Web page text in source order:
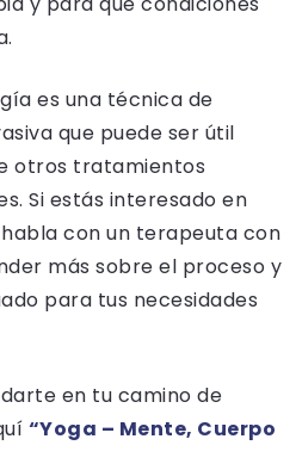
es una técnica de
que puede ser útil
otros tratamientos
Si estás interesado en
con un terapeuta con
más sobre el proceso y
para tus necesidades
en tu camino de
“Yoga – Mente, Cuerpo